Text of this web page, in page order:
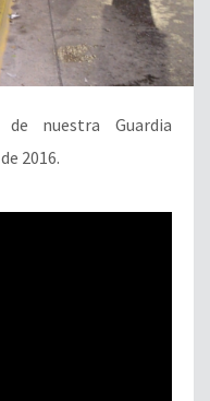
nuestra Guardia
2016.